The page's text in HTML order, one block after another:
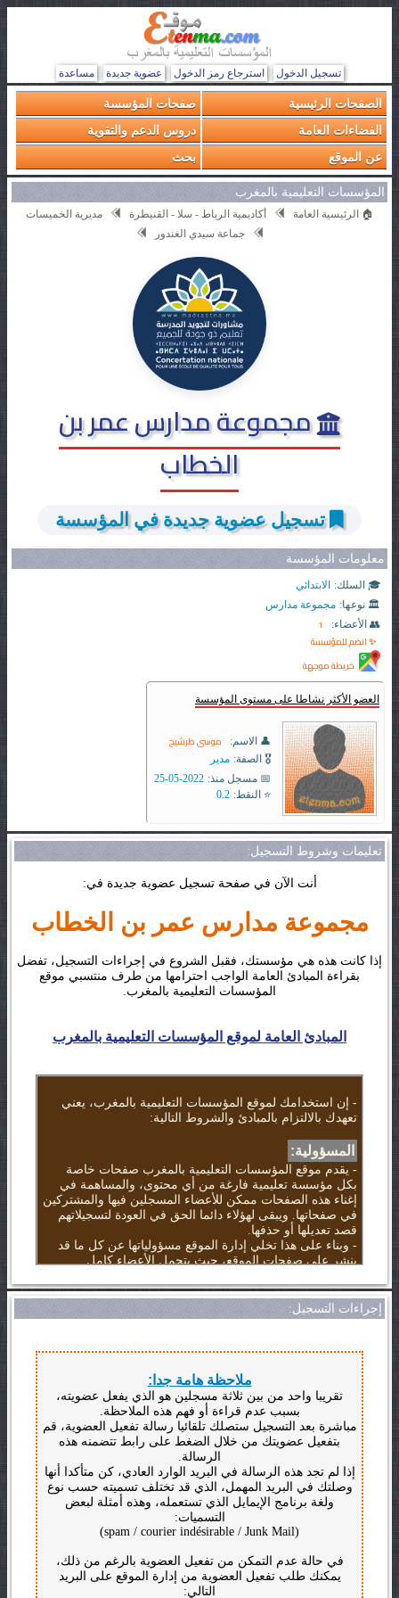
تسجيل الدخول استرجاع رمز الدخول عضوية جديدة مساعدة
الصفحات الرئيسية
صفحات المؤسسة
الفضاءات العامة
دروس الدعم والتقوية
عن الموقع
بحث
المؤسسات التعليمية بالمغرب
🏠 الرئيسية العامة أكاديمية الرباط - سلا - القنيطرة
مديرية الخميسات
جماعة سيدي الغندور
مجموعة مدارس عمر بن
الخطاب
تسجيل عضوية جديدة في المؤسسة
معلومات المؤسسة
🎓 السلك: الابتدائي
🏛️ نوعها: مجموعة مدارس
👥 الأعضاء:
1
✨ انضم للمؤسسة
خريطة موجهة
العضو الأكثر نشاطا على مستوى المؤسسة
👤 الاسم: موسى طرشيح
🎖️ الصفة: مدير
📅 مسجل منذ: 2022-05-25
⭐ النقط: 0.2
تعليمات وشروط التسجيل:
أنت الآن في صفحة تسجيل عضوية جديدة في:
مجموعة مدارس عمر بن الخطاب
إذا كانت هذه هي مؤسستك، فقبل الشروع في إجراءات التسجيل، تفضل
بقراءة المبادئ العامة الواجب احترامها من طرف منتسبي موقع
المؤسسات التعليمية بالمغرب.
المبادئ العامة لموقع المؤسسات التعليمية بالمغرب
- إن استخدامك لموقع المؤسسات التعليمية بالمغرب، يعني
تعهدك بالالتزام بالمبادئ والشروط التالية:
المسؤولية:
- يقدم موقع المؤسسات التعليمية بالمغرب صفحات خاصة
بكل مؤسسة تعليمية فارغة من أي محتوى، والمساهمة في
إغناء هذه الصفحات ممكن للأعضاء المسجلين فيها والمشتركين
في صفحاتها. ويبقى لهؤلاء دائما الحق في العودة لتسجيلاتهم
قصد تعديلها أو حذفها.
- وبناء على هذا تخلي إدارة الموقع مسؤولياتها عن كل ما قد
ينشر على صفحات الموقع، حيث يتحمل الأعضاء كامل
احترام أهداف الموقع:
فضاءات جديدة للتواصل بين المهتمين بالمجال التعليمي وتبادل
الخبرات بينهم، لما يساهم في خدمة المؤسسات التعليمية
المغربية وكل الفاعلين فيها.
- وبناء على هذا يتوجب يجب على كافة الأعضاء العمل على
توجيه مشاركاتهم لتحقيق هذه الأهداف، وتجنب استعمال
الموقع لأغراض شخصية أو دعائية.
تجنب الإساءة:
- رغبة في سيادة جو من الاحترام المتبادل بين رواد موقع
المؤسسات التعليمية بالمغرب، واحتراما لمبادئ التعبير عن
الرأي والنقد البناء، فإنه يتوجب على كل منتسبيه، تجنب السب
بالأشخاص...
المحافظة على نظام صفحات الموقع:
إجراءات التسجيل:
ملاحظة هامة جدا:
تقريبا واحد من بين ثلاثة مسجلين هو الذي يفعل عضويته،
بسبب عدم قراءة أو فهم هذه الملاحظة.
مباشرة بعد التسجيل ستصلك تلقائيا رسالة تفعيل العضوية، قم
بتفعيل عضويتك من خلال الضغط على رابط تتضمنه هذه
الرسالة.
إذا لم تجد هذه الرسالة في البريد الوارد العادي، كن متأكدا أنها
وصلتك في البريد المهمل، الذي قد تختلف تسميته حسب نوع
ولغة برنامج الإيمايل الذي تستعمله، وهذه أمثلة لبعض
التسميات:
(spam / courier indésirable / Junk Mail)
في حالة عدم التمكن من تفعيل العضوية بالرغم من ذلك،
يمكنك طلب تفعيل العضوية من إدارة الموقع على البريد
التالي: